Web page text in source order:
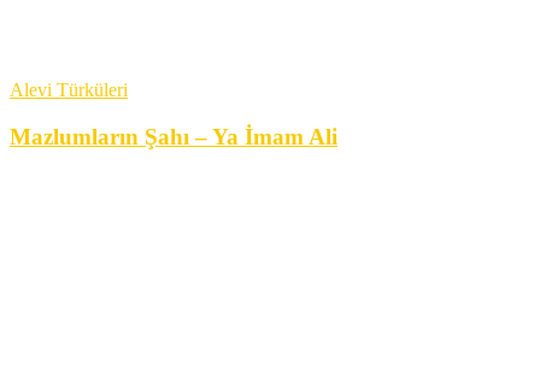
Alevi Türküleri
Mazlumların Şahı – Ya İmam Ali